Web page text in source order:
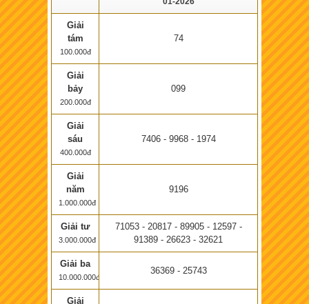
Giải
tám
100.000đ
74
Giải
bảy
200.000đ
099
Giải
sáu
400.000đ
7406 - 9968 - 1974
Giải
năm
1.000.000đ
9196
Giải tư
3.000.000đ
71053 - 20817 - 89905 - 12597 -
91389 - 26623 - 32621
Giải ba
10.000.000đ
36369 - 25743
Giải